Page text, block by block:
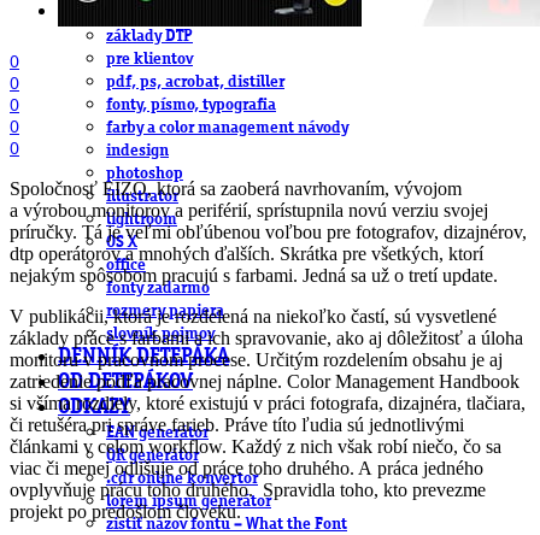
NÁVODY
základy DTP
pre klientov
pdf, ps, acrobat, distiller
fonty, písmo, typografia
farby a color management návody
indesign
photoshop
illustrator
lightroom
OS X
office
fonty zadarmo
rozmery papiera
slovník pojmov
DENNÍK DETEPÁKA
OD DETEPÁKOV
ODKAZY
EAN generátor
QR generátor
.cdr online konvertor
lorem ipsum generátor
zistiť názov fontu – What the Font
0
0
0
0
0
Spoločnosť EIZO, ktorá sa zaoberá navrhovaním, vývojom
a výrobou monitorov a periférií, sprístupnila novú verziu svojej
príručky. Tá je veľmi obľúbenou voľbou pre fotografov, dizajnérov,
dtp operátorov a mnohých ďalších. Skrátka pre všetkých, ktorí
nejakým spôsobom pracujú s farbami. Jedná sa už o tretí update.
V publikácii, ktorá je rozdelená na niekoľko častí, sú vysvetlené
základy práce s farbami a ich spravovanie, ako aj dôležitosť a úloha
monitoru v pracovnom procese. Určitým rozdelením obsahu je aj
zatriedenie podľa pracovnej náplne. Color Management Handbook
si všíma rozdiely, ktoré existujú v práci fotografa, dizajnéra, tlačiara,
či retušéra pri správe farieb. Práve títo ľudia sú jednotlivými
článkami v celom workflow. Každý z nich však robí niečo, čo sa
viac či menej odlišuje od práce toho druhého. A práca jedného
ovplyvňuje prácu toho druhého. Spravidla toho, kto prevezme
projekt po predošlom človeku.